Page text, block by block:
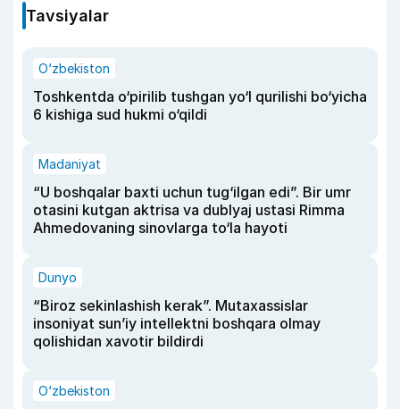
Tavsiyalar
O‘zbekiston
Toshkentda o‘pirilib tushgan yo‘l qurilishi bo‘yicha
6 kishiga sud hukmi o‘qildi
Madaniyat
“U boshqalar baxti uchun tug‘ilgan edi”. Bir umr
otasini kutgan aktrisa va dublyaj ustasi Rimma
Ahmedovaning sinovlarga to‘la hayoti
Dunyo
“Biroz sekinlashish kerak”. Mutaxassislar
insoniyat sun’iy intellektni boshqara olmay
qolishidan xavotir bildirdi
O‘zbekiston